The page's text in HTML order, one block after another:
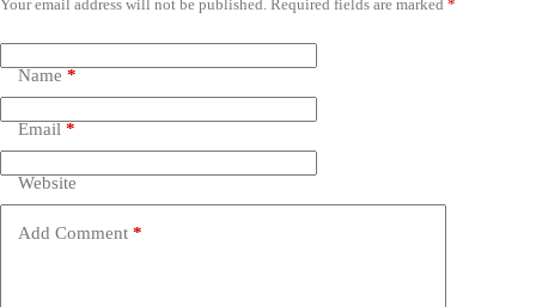
Your email address will not be published. Required fields are marked *
Name *
Email *
Website
Add Comment *
A
t
e
t
i